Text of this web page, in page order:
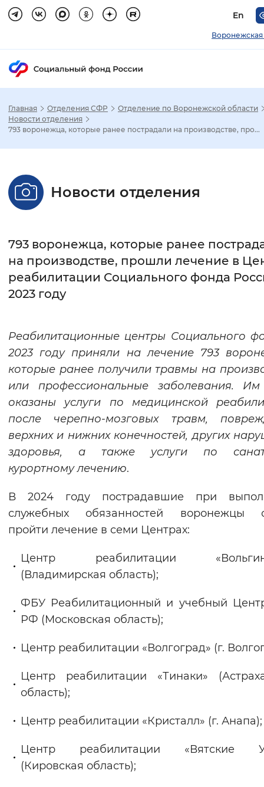
En
Воронежская
Настройка режима отображения
Стандартный Увеличенный
Интервал между буквами
Цвет сайта
Синий фон
Изображения
Включены Выключены
Звуковой ассистент
Воспроизвести Остановить
Главная Отделения СФР
Отделение по Воронежской области
Новости отделения
793 воронежца, которые ранее пострадали на производстве, про...
Новости отделения
793 воронежца, которые ранее
на производстве, прошли лечение в
реабилитации Социального фонда
2023 году
Реабилитационные центры Социального
2023 году приняли на лечение 793
которые ранее получили травмы на
или профессиональные заболевания.
оказаны услуги по медицинской
после черепно-мозговых травм,
верхних и нижних конечностей, других
здоровья, а также услуги по
курортному лечению.
В 2024 году пострадавшие при
служебных обязанностей воронежцы
пройти лечение в семи Центрах:
Центр реабилитации
(Владимирская область);
ФБУ Реабилитационный и учебный
РФ (Московская область);
Центр реабилитации «Волгоград» (г.
Центр реабилитации «Тинаки»
область);
Центр реабилитации «Кристалл» (г. Анапа);
Центр реабилитации «Вятские
(Кировская область);